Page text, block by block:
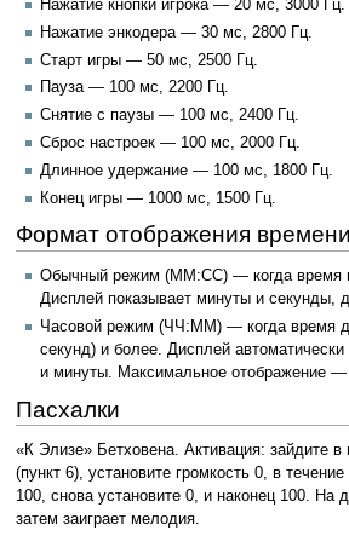
Нажатие кнопки игрока — 20 мс, 3000 Гц.
Нажатие энкодера — 30 мс, 2800 Гц.
Старт игры — 50 мс, 2500 Гц.
Пауза — 100 мс, 2200 Гц.
Снятие с паузы — 100 мс, 2400 Гц.
Сброс настроек — 100 мс, 2000 Гц.
Длинное удержание — 100 мс, 1800 Гц.
Конец игры — 1000 мс, 1500 Гц.
Формат отображения времени
Обычный режим (ММ:СС) — когда время
Дисплей показывает минуты и секунды,
Часовой режим (ЧЧ:ММ) — когда время
секунд) и более. Дисплей
и минуты. Максимальное отображение —
Пасхалки
«К Элизе» Бетховена. Активация: зайдите в
(пункт 6), установите громкость 0, в
100, снова установите 0, и наконец 100. На
затем заиграет мелодия.